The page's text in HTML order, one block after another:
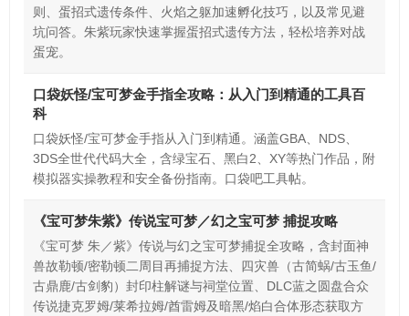
则、蛋招式遗传条件、火焰之躯加速孵化技巧，以及常见避
坑问答。朱紫玩家快速掌握蛋招式遗传方法，轻松培养对战
蛋宠。
口袋妖怪/宝可梦金手指全攻略：从入门到精通的工具百
科
口袋妖怪/宝可梦金手指从入门到精通。涵盖GBA、NDS、
3DS全世代代码大全，含绿宝石、黑白2、XY等热门作品，附
模拟器实操教程和安全备份指南。口袋吧工具帖。
《宝可梦朱紫》传说宝可梦／幻之宝可梦 捕捉攻略
《宝可梦 朱／紫》传说与幻之宝可梦捕捉全攻略，含封面神
兽故勒顿/密勒顿二周目再捕捉方法、四灾兽（古简蜗/古玉鱼/
古鼎鹿/古剑豹）封印柱解谜与祠堂位置、DLC蓝之圆盘合众
传说捷克罗姆/莱希拉姆/酋雷姆及暗黑/焰白合体形态获取方